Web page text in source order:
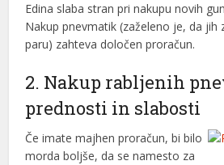
Edina slaba stran pri nakupu novih
Nakup pnevmatik (zaželeno je, da jih
paru) zahteva določen proračun.
2. Nakup rabljenih
prednosti in slabosti
Če imate majhen proračun, bi bilo
morda boljše, da se namesto za